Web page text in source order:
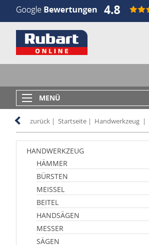
MENÜ
zurück | Startseite | Handwerkzeug |
HANDWERKZEUG
HÄMMER
BÜRSTEN
MEISSEL
BEITEL
HANDSÄGEN
MESSER
SÄGEN